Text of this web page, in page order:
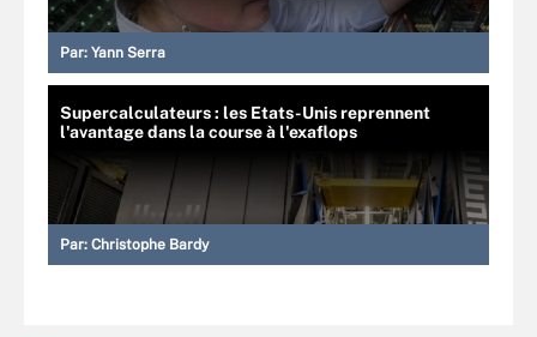
Par: Yann Serra
Supercalculateurs : les Etats-Unis reprennent
l'avantage dans la course à l'exaflops
Par: Christophe Bardy